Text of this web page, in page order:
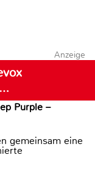
Anzeige
Purple –
gemeinsam eine